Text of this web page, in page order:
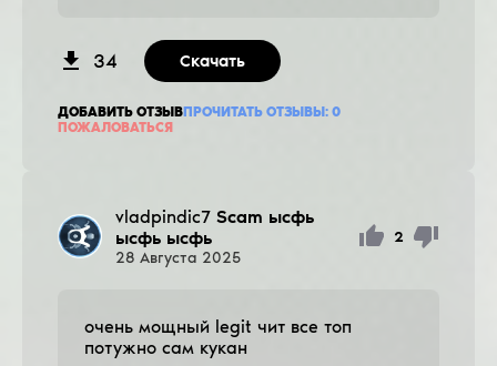
34 Скачать
ДОБАВИТЬ ОТЗЫВПРОЧИТАТЬ ОТЗЫВЫ: 0
ПОЖАЛОВАТЬСЯ
vladpindic7 Scam ысфь
ысфь ысфь
28 Августа 2025
2
очень мощный legit чит все топ
потужно сам кукан